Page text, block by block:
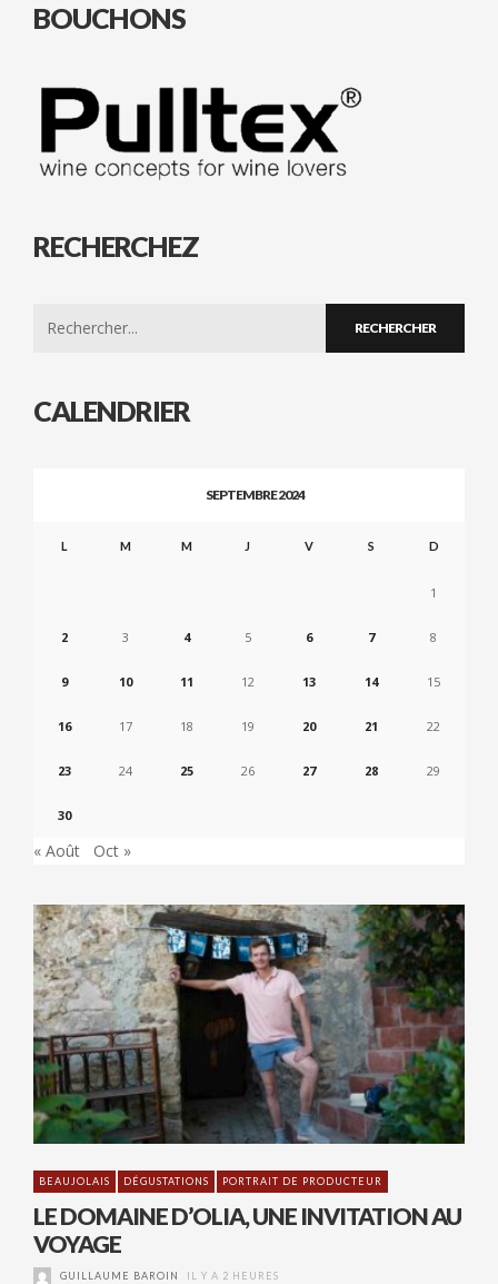
BOUCHONS
RECHERCHEZ
CALENDRIER
SEPTEMBRE 2024
L M M J V S D
1
2 3 4 5 6 7 8
9 10 11 12 13 14 15
16 17 18 19 20 21 22
23 24 25 26 27 28 29
30
« Août Oct »
BEAUJOLAIS DÉGUSTATIONS PORTRAIT DE PRODUCTEUR
LE DOMAINE D’OLIA, UNE INVITATION AU
VOYAGE
GUILLAUME BAROIN IL Y A 2 HEURES